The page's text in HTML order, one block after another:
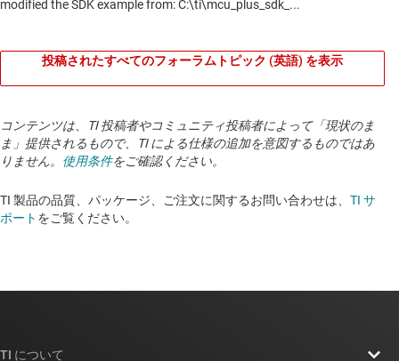
投稿されたすべてのフォーラムトピック (英語) を表示
コンテンツは、TI 投稿者やコミュニティ投稿者によって「現状のま
ま」提供されるもので、TI による仕様の追加を意図するものではあ
りません。 使用条件をご確認ください。
TI 製品の品質、パッケージ、ご注文に関するお問い合わせは、 TI サ
ポート をご覧ください。
TI について